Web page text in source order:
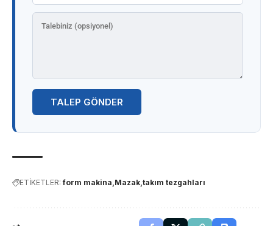
TALEP GÖNDER
ETİKETLER: form makina Mazak takım tezgahları